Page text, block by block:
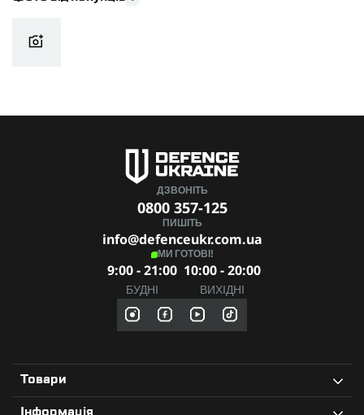
ДЗВОНІТЬ
0800 357-125
ПИШІТЬ
info@defenceukr.com.ua
МИ ГОТОВІ!
9:00 - 21:00
БУДНІ
10:00 - 20:00
ВИХІДНІ
Товари